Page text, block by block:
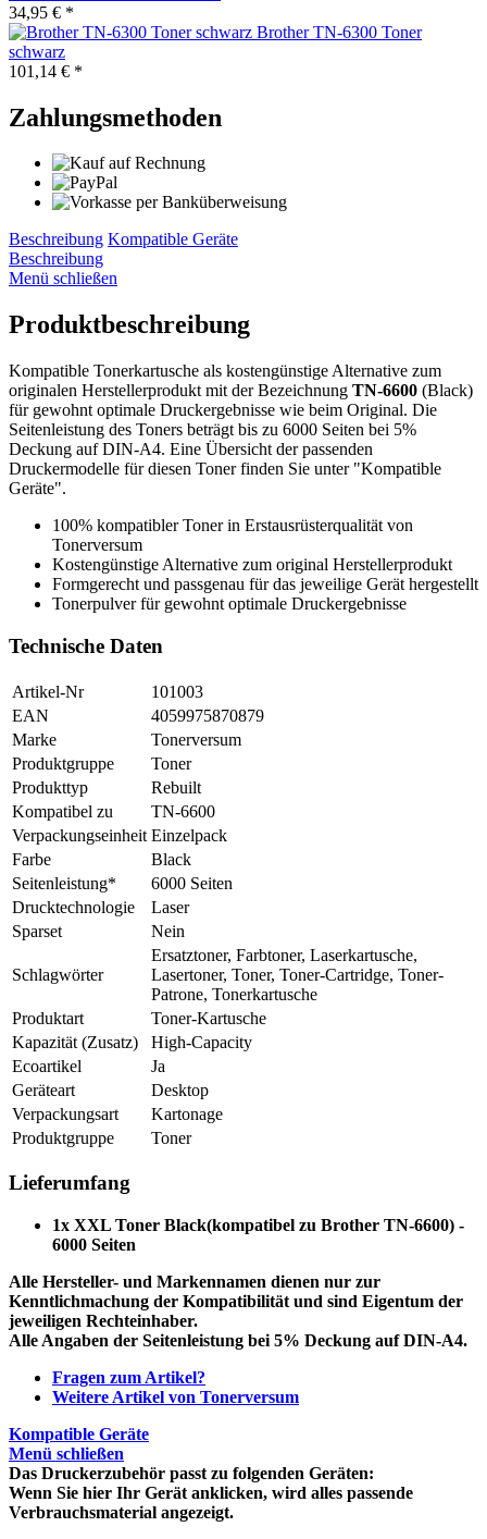
34,95 € *
Brother TN-6300 Toner
schwarz
101,14 € *
Zahlungsmethoden
Beschreibung Kompatible Geräte
Beschreibung
Menü schließen
Produktbeschreibung
Kompatible Tonerkartusche als kostengünstige Alternative zum
originalen Herstellerprodukt mit der Bezeichnung TN-6600 (Black)
für gewohnt optimale Druckergebnisse wie beim Original. Die
Seitenleistung des Toners beträgt bis zu 6000 Seiten bei 5%
Deckung auf DIN-A4. Eine Übersicht der passenden
Druckermodelle für diesen Toner finden Sie unter "Kompatible
Geräte".
100% kompatibler Toner in Erstausrüsterqualität von
Tonerversum
Kostengünstige Alternative zum original Herstellerprodukt
Formgerecht und passgenau für das jeweilige Gerät hergestellt
Tonerpulver für gewohnt optimale Druckergebnisse
Technische Daten
Artikel-Nr
101003
EAN
4059975870879
Marke
Tonerversum
Produktgruppe
Toner
Produkttyp
Rebuilt
Kompatibel zu
TN-6600
Verpackungseinheit Einzelpack
Farbe
Black
Seitenleistung*
6000 Seiten
Drucktechnologie
Laser
Sparset
Nein
Schlagwörter
Ersatztoner, Farbtoner, Laserkartusche,
Lasertoner, Toner, Toner-Cartridge, Toner-
Patrone, Tonerkartusche
Produktart
Toner-Kartusche
Kapazität (Zusatz)
High-Capacity
Ecoartikel
Ja
Geräteart
Desktop
Verpackungsart
Kartonage
Produktgruppe
Toner
Lieferumfang
1x XXL Toner Black(kompatibel zu Brother TN-6600) -
6000 Seiten
Alle Hersteller- und Markennamen dienen nur zur
Kenntlichmachung der Kompatibilität und sind Eigentum der
jeweiligen Rechteinhaber.
Alle Angaben der Seitenleistung bei 5% Deckung auf DIN-A4.
Fragen zum Artikel?
Weitere Artikel von Tonerversum
Kompatible Geräte
Menü schließen
Das Druckerzubehör passt zu folgenden Geräten:
Wenn Sie hier Ihr Gerät anklicken, wird alles passende
Verbrauchsmaterial angezeigt.